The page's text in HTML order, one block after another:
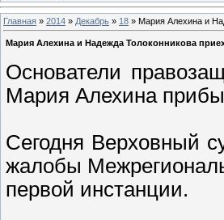
Главная » 2014 » Декабрь » 18 » Мария Алехина и
Мария Алехина и Надежда Толоконникова
Основатели
Мария Алехина
Сегодня Верховный
жалобы
первой инстанции.